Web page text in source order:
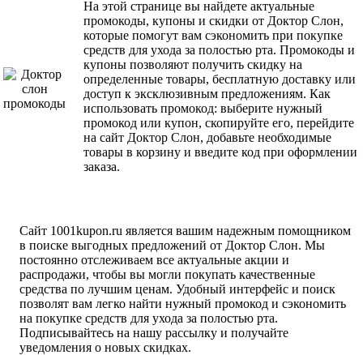
На этой странице вы найдете актуальные
промокоды, купоны и скидки от Доктор Слон,
которые помогут вам сэкономить при покупке
средств для ухода за полостью рта. Промокоды и
купоны позволяют получить скидку на
определенные товары, бесплатную доставку или
доступ к эксклюзивным предложениям. Как
использовать промокод: выберите нужный
промокод или купон, скопируйте его, перейдите
на сайт Доктор Слон, добавьте необходимые
товары в корзину и введите код при оформлении
заказа.
Сайт 1001kupon.ru является вашим надежным помощником
в поиске выгодных предложений от Доктор Слон. Мы
постоянно отслеживаем все актуальные акции и
распродажи, чтобы вы могли покупать качественные
средства по лучшим ценам. Удобный интерфейс и поиск
позволят вам легко найти нужный промокод и сэкономить
на покупке средств для ухода за полостью рта.
Подписывайтесь на нашу рассылку и получайте
уведомления о новых скидках.